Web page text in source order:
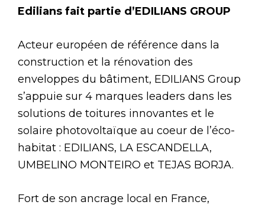
Edilians fait partie d’EDILIANS GROUP
Acteur européen de référence dans la
construction et la rénovation des
enveloppes du bâtiment, EDILIANS Group
s’appuie sur 4 marques leaders dans les
solutions de toitures innovantes et le
solaire photovoltaïque au coeur de l’éco-
habitat : EDILIANS, LA ESCANDELLA,
UMBELINO MONTEIRO et TEJAS BORJA.
Fort de son ancrage local en France,